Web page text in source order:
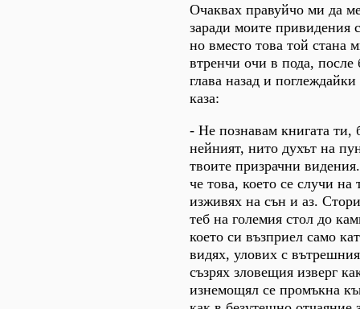
Очаквах правуйчо ми да
заради моите привидения
но вместо това той стана
втренчи очи в пода, после
глава назад и
каза:
- Не познавам книгата ти,
нейният, нито духът на
твоите призрачни
че това, което се случи на
изживях на сън и аз.
теб на големия стол до
което си възприел само
видях, улових с
съзрях зловещия изверг
изнемощял се промъкна